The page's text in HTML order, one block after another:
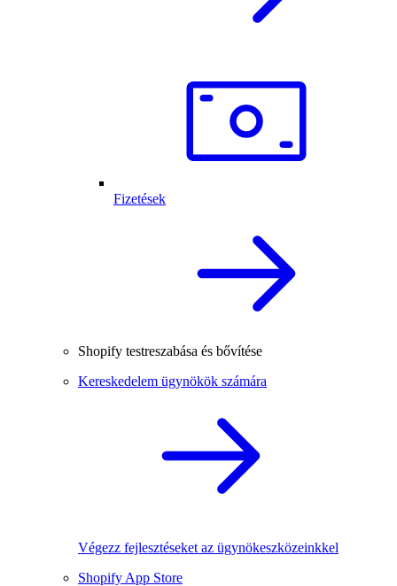
Fizetések
Shopify testreszabása és bővítése
Kereskedelem ügynökök számára
Végezz fejlesztéseket az ügynökeszközeinkkel
Shopify App Store